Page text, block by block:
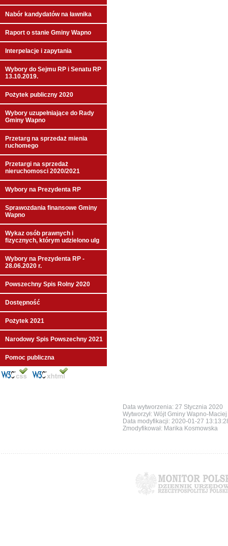
Nabór kandydatów na ławnika
Raport o stanie Gminy Wapno
Interpelacje i zapytania
Wybory do Sejmu RP i Senatu RP
13.10.2019.
Pożytek publiczny 2020
Wybory uzupełniające do Rady
Gminy Wapno
Przetarg na sprzedaż mienia
ruchomego
Przetargi na sprzedaż
nieruchomosci 2020/2021
Wybory na Prezydenta RP
Sprawozdania finansowe Gminy
Wapno
Wykaz osób prawnych i
fizycznych, którym udzielono ulg
Wybory na Prezydenta RP -
28.06.2020 r.
Powszechny Spis Rolny 2020
Dostępność
Pożytek 2021
Narodowy Spis Powszechny 2021
Pomoc publiczna
Data wytworzenia: 27 Stycznia 2020
Wytworzył: Wójt Gminy Wapno-
Data modyfikacji: 2020-01-27
Zmodyfikował: Marika Kosmowska